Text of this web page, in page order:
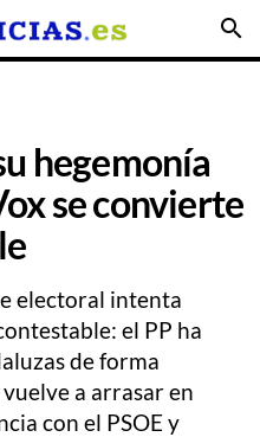
search
hegemonía
se convierte
electoral intenta
el PP ha
de forma
a arrasar en
con el PSOE y